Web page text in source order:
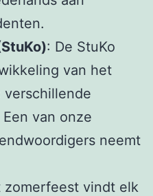
: De StuKo
van het
verschillende
van onze
neemt
zomerfeest vindt elk